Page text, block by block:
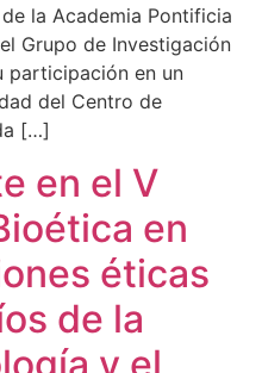
la Academia Pontificia
Grupo de Investigación
participación en un
del Centro de
[…]
en el V
en
éticas
de la